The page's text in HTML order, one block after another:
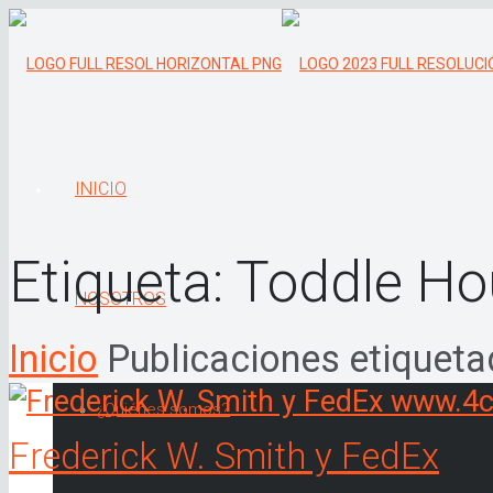
INICIO
NOSOTROS
¿Quiénes somos?
Etiqueta: Toddle
Inicio Publicaciones
Frederick W. Smith y FedEx